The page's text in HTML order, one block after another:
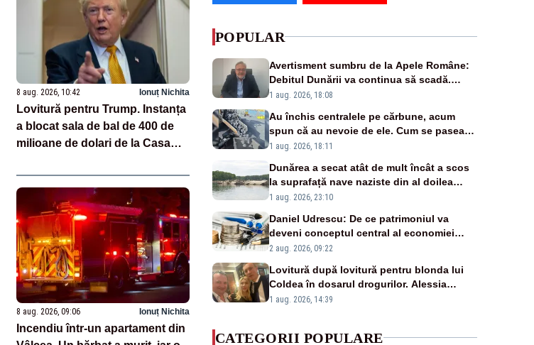
8 aug. 2026, 10:42 Ionuț Nichita
Lovitură pentru Trump. Instanța
a blocat sala de bal de 400 de
milioane de dolari de la Casa
8 aug. 2026, 09:06 Ionuț Nichita
Incendiu într-un apartament din
POPULAR
Avertisment sumbru de la Apele Române:
Debitul Dunării va continua să scadă.
Cernavodă s-ar putea închide în 4 zile
1 aug. 2026, 18:08
Au închis centralele pe cărbune, acum
spun că au nevoie de ele. Cum se pasează
vina în plină criză energetică
1 aug. 2026, 18:11
Dunărea a secat atât de mult încât a scos
la suprafață nave naziste din al doilea
război mondial
1 aug. 2026, 23:10
Daniel Udrescu: De ce patrimoniul va
deveni conceptul central al economiei
viitoare?
2 aug. 2026, 09:22
Lovitură după lovitură pentru blonda lui
Coldea în dosarul drogurilor. Alessia
Păcuraru explică decizia magistraților
1 aug. 2026, 14:39
CATEGORII POPULARE